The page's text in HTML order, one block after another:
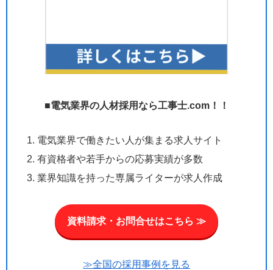
■電気業界の人材採用なら工事士.com！！
電気業界で働きたい人が集まる求人サイト
有資格者や若手からの応募実績が多数
業界知識を持った専属ライターが求人作成
資料請求・お問合せはこちら ≫
≫全国の採用事例を見る